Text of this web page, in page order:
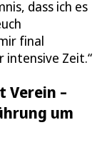
dass ich es
final
intensive Zeit.“
Verein –
um